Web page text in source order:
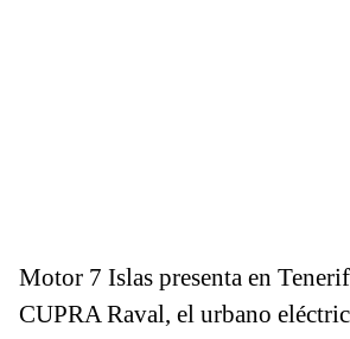
Motor 7 Islas presenta en
CUPRA Raval, el urbano